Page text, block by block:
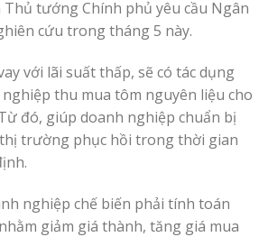
Thủ tướng Chính phủ yêu cầu Ngân
cứu trong tháng 5 này.
với lãi suất thấp, sẽ có tác dụng
thu mua tôm nguyên liệu cho
đó, giúp doanh nghiệp chuẩn bị
trường phục hồi trong thời gian
nghiệp chế biến phải tính toán
giảm giá thành, tăng giá mua